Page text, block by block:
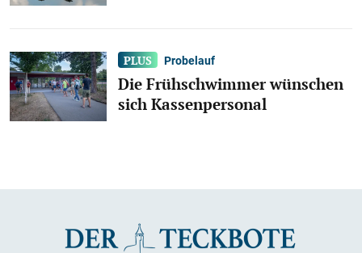
Probelauf
Die Frühschwimmer wünschen
sich Kassenpersonal